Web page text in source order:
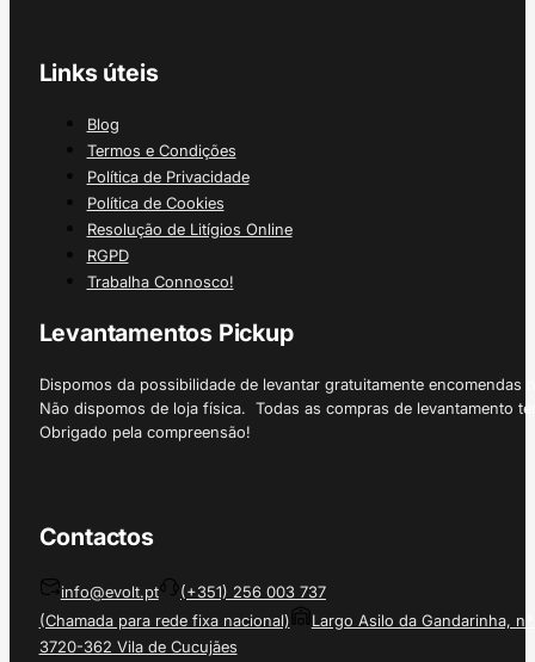
Links úteis
Blog
Termos e Condições
Política de Privacidade
Política de Cookies
Resolução de Litígios Online
RGPD
Trabalha Connosco!
Levantamentos Pickup
Dispomos da possibilidade de levantar gratuitamente
Não dispomos de loja física. Todas as compras de levantamento
Obrigado pela compreensão!
Contactos
info@evolt.pt
(+351) 256 003 737
(Chamada para rede fixa nacional)
Largo Asilo da Gandarinha, nº
3720-362 Vila de Cucujães